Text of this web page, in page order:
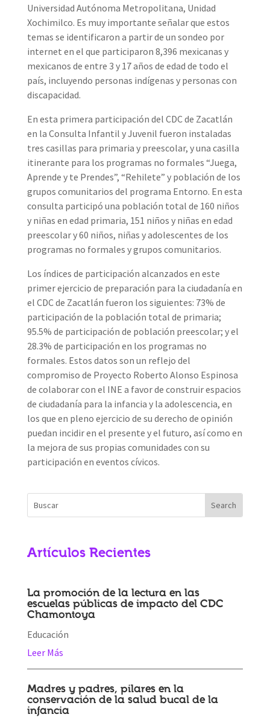
Universidad Autónoma Metropolitana, Unidad
Xochimilco. Es muy importante señalar que estos
temas se identificaron a partir de un sondeo por
internet en el que participaron 8,396 mexicanas y
mexicanos de entre 3 y 17 años de edad de todo el
país, incluyendo personas indígenas y personas con
discapacidad.
En esta primera participación del CDC de Zacatlán
en la Consulta Infantil y Juvenil fueron instaladas
tres casillas para primaria y preescolar, y una casilla
itinerante para los programas no formales “Juega,
Aprende y te Prendes”, “Rehilete” y población de los
grupos comunitarios del programa Entorno. En esta
consulta participó una población total de 160 niños
y niñas en edad primaria, 151 niños y niñas en edad
preescolar y 60 niños, niñas y adolescentes de los
programas no formales y grupos comunitarios.
Los índices de participación alcanzados en este
primer ejercicio de preparación para la ciudadanía en
el CDC de Zacatlán fueron los siguientes: 73% de
participación de la población total de primaria;
95.5% de participación de población preescolar; y el
28.3% de participación en los programas no
formales. Estos datos son un reflejo del
compromiso de Proyecto Roberto Alonso Espinosa
de colaborar con el INE a favor de construir espacios
de ciudadanía para la infancia y la adolescencia, en
los que en pleno ejercicio de su derecho de opinión
puedan incidir en el presente y el futuro, así como en
la mejora de sus propias comunidades con su
participación en eventos cívicos.
Artículos Recientes
La promoción de la lectura en las
escuelas públicas de impacto del CDC
Chamontoya
Educación
Leer Más
Madres y padres, pilares en la
conservación de la salud bucal de la
infancia